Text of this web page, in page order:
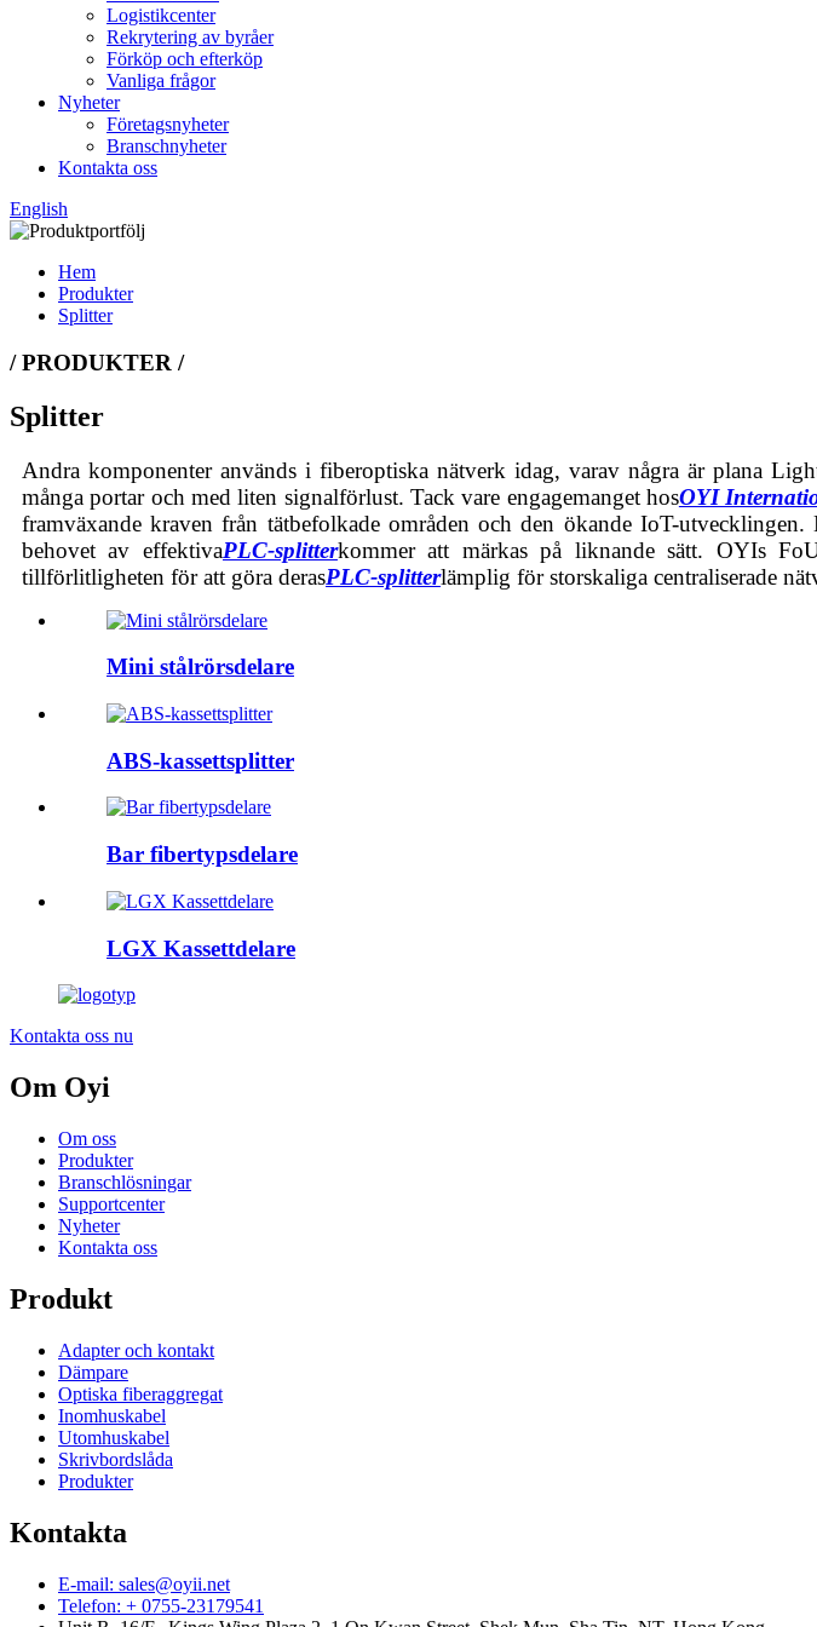
Logistikcenter
Rekrytering av byråer
Förköp och efterköp
Vanliga frågor
Nyheter
Företagsnyheter
Branschnyheter
Kontakta oss
English
Hem
Produkter
Splitter
/ PRODUKTER /
Splitter
Andra komponenter används i fiberoptiska nätverk idag, varav några är plana
många portar och med liten signalförlust. Tack vare engagemanget hosOYI
framväxande kraven från tätbefolkade områden och den ökande IoT-
behovet av effektivaPLC-splitterkommer att märkas på liknande sätt. OYIs
tillförlitligheten för att göra derasPLC-splitterlämplig för storskaliga centraliserade
Mini stålrörsdelare
ABS-kassettsplitter
Bar fibertypsdelare
LGX Kassettdelare
Kontakta oss nu
Om Oyi
Om oss
Produkter
Branschlösningar
Supportcenter
Nyheter
Kontakta oss
Produkt
Adapter och kontakt
Dämpare
Optiska fiberaggregat
Inomhuskabel
Utomhuskabel
Skrivbordslåda
Produkter
Kontakta
E-mail: sales@oyii.net
Telefon: + 0755-23179541